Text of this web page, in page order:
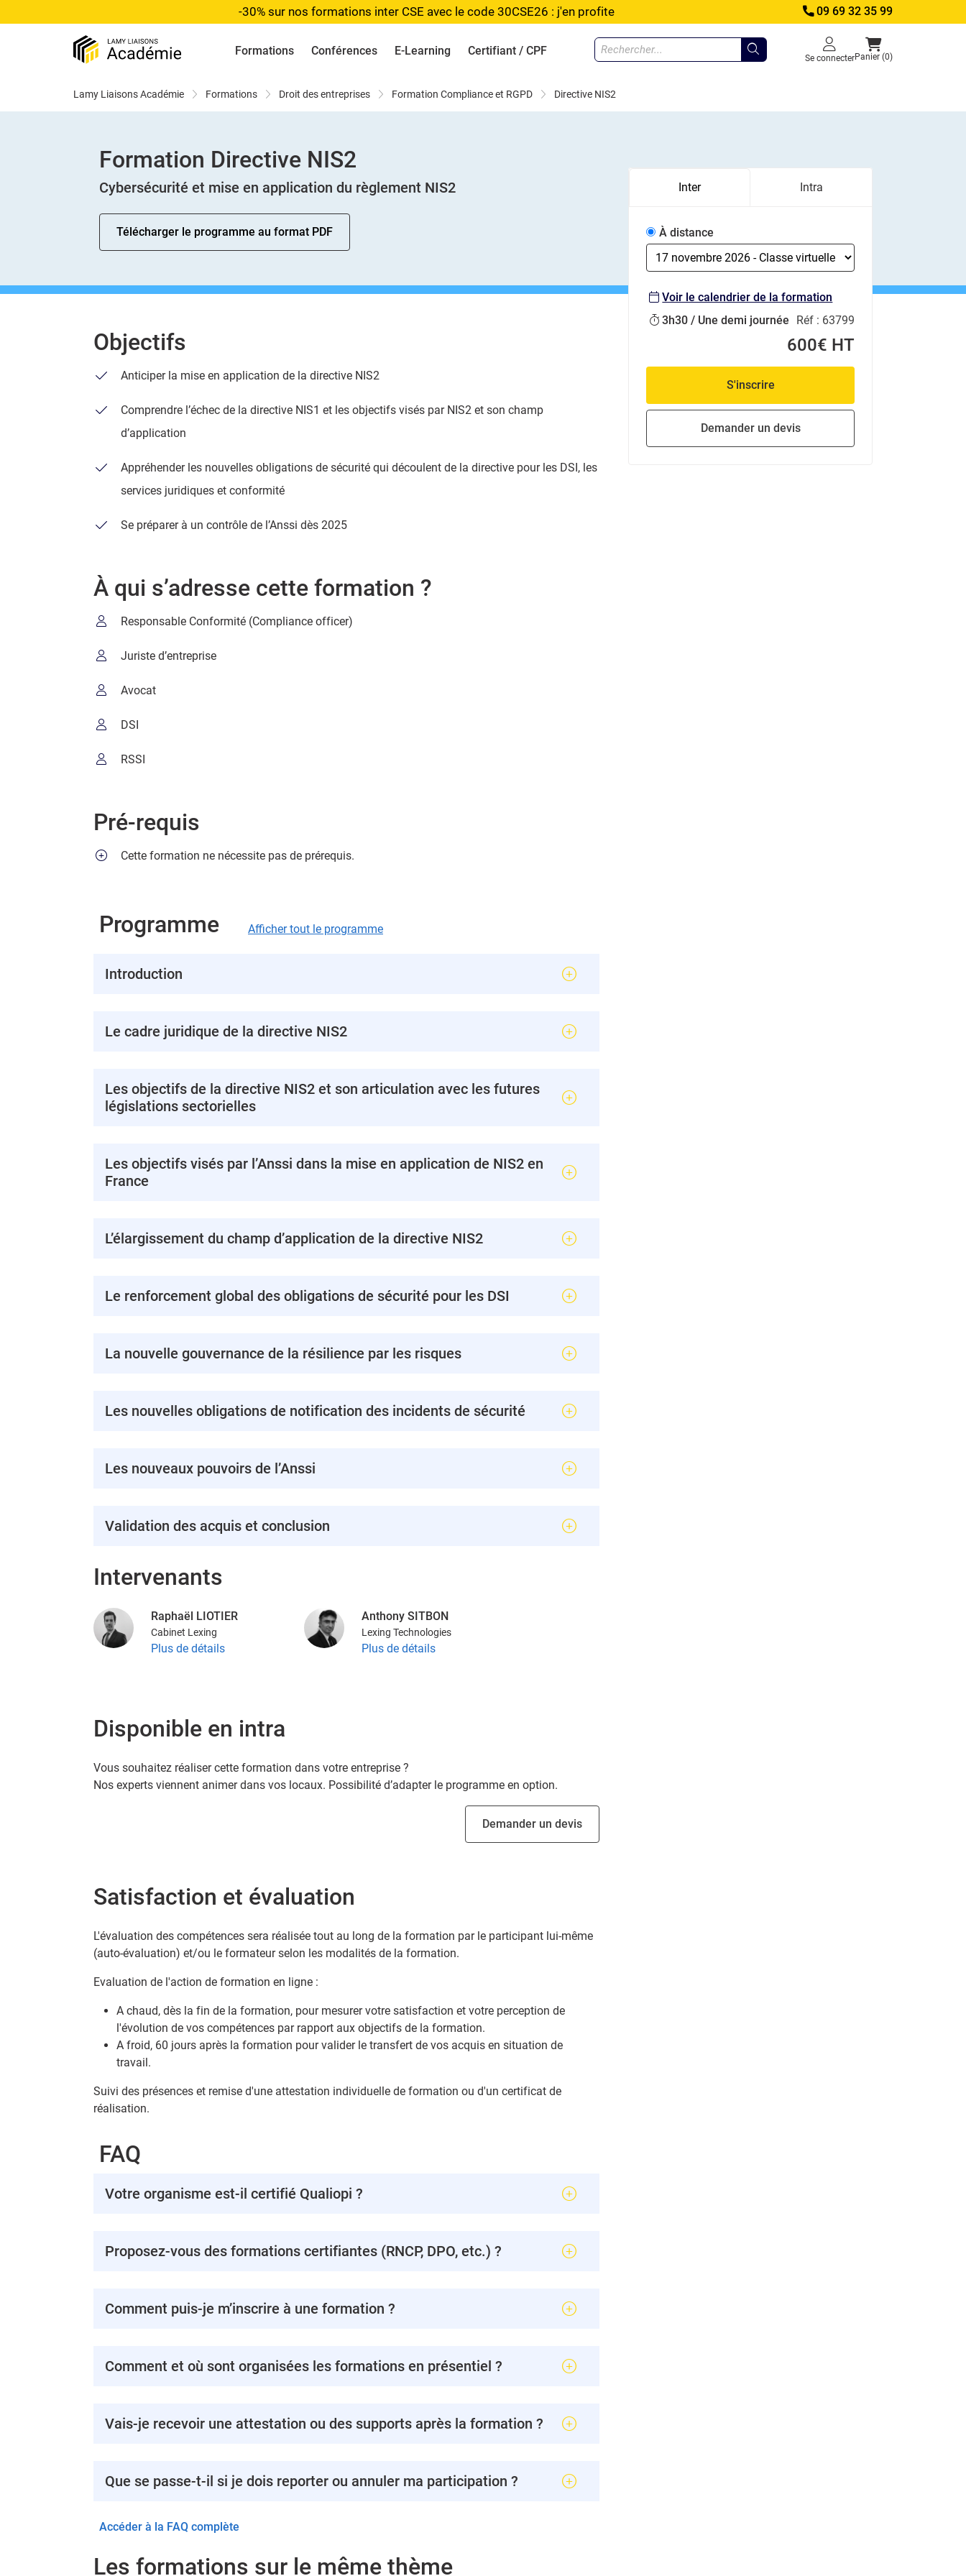
-30% sur nos formations inter CSE avec le code 30CSE26 : j'en profite 09 69 32 35 99
Formations Conférences E-Learning Certifiant / CPF
Se connecterPanier (0)
Lamy Liaisons Académie Formations Droit des entreprises Formation Compliance et RGPD Directive NIS2
Formation Directive NIS2
Cybersécurité et mise en application du règlement NIS2
Télécharger le programme au format PDF
Objectifs
Anticiper la mise en application de la directive NIS2
Comprendre l’échec de la directive NIS1 et les objectifs visés par NIS2 et son champ
d’application
Appréhender les nouvelles obligations de sécurité qui découlent de la directive pour les DSI, les
services juridiques et conformité
Se préparer à un contrôle de l’Anssi dès 2025
À qui s’adresse cette formation ?
Responsable Conformité (Compliance officer)
Juriste d’entreprise
Avocat
DSI
RSSI
Pré-requis
Cette formation ne nécessite pas de prérequis.
Programme Afficher tout le programme
Introduction
Le cadre juridique de la directive NIS2
Les objectifs de la directive NIS2 et son articulation avec les futures
législations sectorielles
Les objectifs visés par l’Anssi dans la mise en application de NIS2 en
France
L’élargissement du champ d’application de la directive NIS2
Le renforcement global des obligations de sécurité pour les DSI
La nouvelle gouvernance de la résilience par les risques
Les nouvelles obligations de notification des incidents de sécurité
Les nouveaux pouvoirs de l’Anssi
Validation des acquis et conclusion
Intervenants
Raphaël LIOTIER
Cabinet Lexing
Plus de détails
Anthony SITBON
Lexing Technologies
Plus de détails
Disponible en intra
Vous souhaitez réaliser cette formation dans votre entreprise ?
Nos experts viennent animer dans vos locaux. Possibilité d’adapter le programme en option.
Demander un devis
Satisfaction et évaluation
L'évaluation des compétences sera réalisée tout au long de la formation par le participant lui-même
(auto-évaluation) et/ou le formateur selon les modalités de la formation.
Evaluation de l'action de formation en ligne :
A chaud, dès la fin de la formation, pour mesurer votre satisfaction et votre perception de
l'évolution de vos compétences par rapport aux objectifs de la formation.
A froid, 60 jours après la formation pour valider le transfert de vos acquis en situation de
travail.
Suivi des présences et remise d'une attestation individuelle de formation ou d'un certificat de
réalisation.
FAQ
Votre organisme est-il certifié Qualiopi ?
Proposez-vous des formations certifiantes (RNCP, DPO, etc.) ?
Comment puis-je m’inscrire à une formation ?
Comment et où sont organisées les formations en présentiel ?
Vais-je recevoir une attestation ou des supports après la formation ?
Que se passe-t-il si je dois reporter ou annuler ma participation ?
Accéder à la FAQ complète
Les formations sur le même thème
Inter Intra
À distance
Voir le calendrier de la formation
3h30 / Une demi journée
Réf : 63799
600€ HT
S'inscrire
Demander un devis